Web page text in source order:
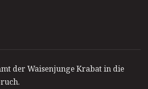
der Waisenjunge Krabat in die